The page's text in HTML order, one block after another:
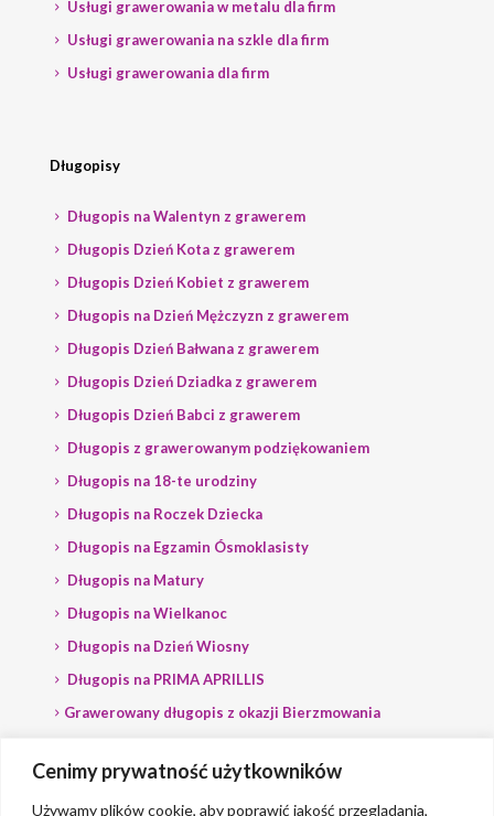
Cenimy prywatność użytkowników
Używamy plików cookie, aby poprawić jakość przeglądania,
Usługi grawerowania w metalu dla firm
Usługi grawerowania na szkle dla firm
Usługi grawerowania dla firm
Długopisy
Długopis na Walentyn z grawerem
Długopis Dzień Kota z grawerem
Długopis Dzień Kobiet z grawerem
Długopis na Dzień Mężczyzn z grawerem
Długopis Dzień Bałwana z grawerem
Długopis Dzień Dziadka z grawerem
Długopis Dzień Babci z grawerem
Długopis z grawerowanym podziękowaniem
Długopis na 18-te urodziny
Długopis na Roczek Dziecka
Długopis na Egzamin Ósmoklasisty
Długopis na Matury
Długopis na Wielkanoc
Długopis na Dzień Wiosny
Długopis na PRIMA APRILLIS
Grawerowany długopis z okazji Bierzmowania
Grawerowany długopis dla Polityka